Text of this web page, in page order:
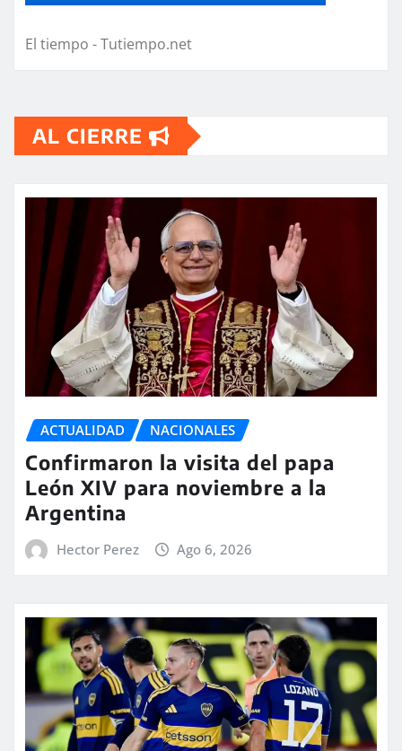
El tiempo - Tutiempo.net
AL CIERRE
ACTUALIDAD NACIONALES
Confirmaron la visita del papa
León XIV para noviembre a la
Argentina
Hector Perez Ago 6, 2026